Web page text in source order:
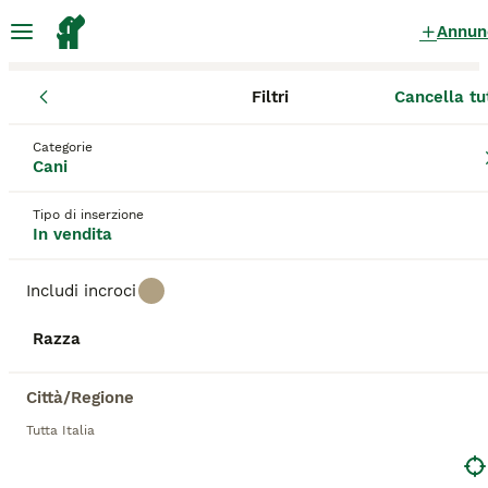
Filtri Cancella
Categorie
Cani
Tipo di inserzione
In vendita
Includi incroci
Razza
Città/Regione
Tutta Italia
Cuccioli Standard in vendita
Salva ricerca
Cuccioli jack russel terrier